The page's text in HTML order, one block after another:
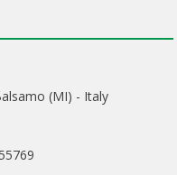
(MI) - Italy